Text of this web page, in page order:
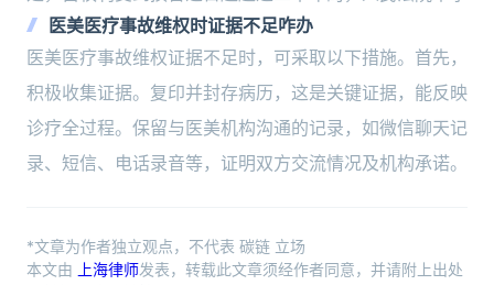
医美医疗事故维权时证据不足咋办
医美医疗事故维权证据不足时，可采取以下措施。首先，
积极收集证据。复印并封存病历，这是关键证据，能反映
诊疗全过程。保留与医美机构沟通的记录，如微信聊天记
录、短信、电话录音等，证明双方交流情况及机构承诺。
*文章为作者独立观点，不代表 碳链 立场
本文由
上海律师发表，转载此文章须经作者同意，并请附上出处